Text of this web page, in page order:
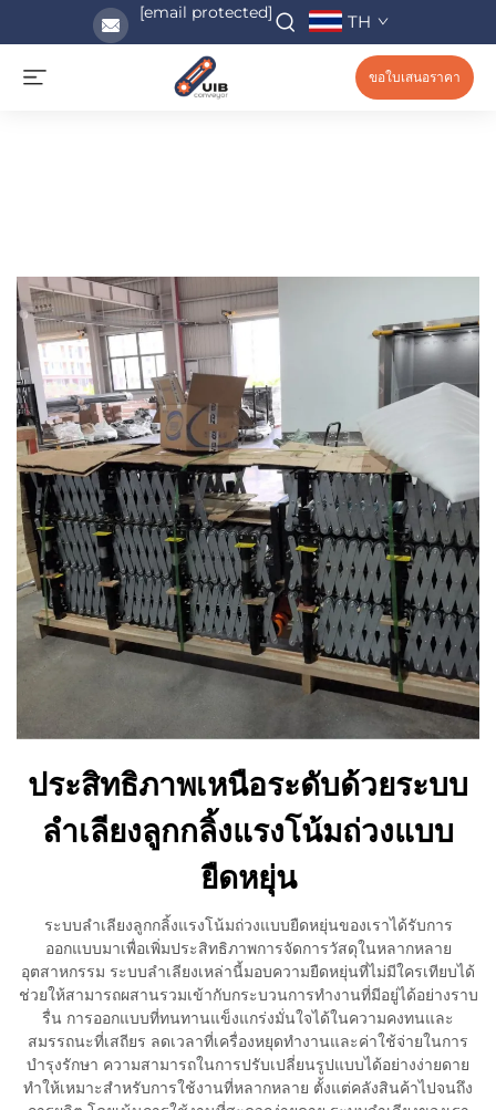
[email protected] TH
ขอใบเสนอราคา
ประสิทธิภาพเหนือระดับด้วยระบบ
ลำเลียงลูกกลิ้งแรงโน้มถ่วงแบบ
ยืดหยุ่น
ระบบลำเลียงลูกกลิ้งแรงโน้มถ่วงแบบยืดหยุ่นของเราได้รับการ
ออกแบบมาเพื่อเพิ่มประสิทธิภาพการจัดการวัสดุในหลากหลาย
อุตสาหกรรม ระบบลำเลียงเหล่านี้มอบความยืดหยุ่นที่ไม่มีใครเทียบได้
ช่วยให้สามารถผสานรวมเข้ากับกระบวนการทำงานที่มีอยู่ได้อย่างราบ
รื่น การออกแบบที่ทนทานแข็งแกร่งมั่นใจได้ในความคงทนและ
สมรรถนะที่เสถียร ลดเวลาที่เครื่องหยุดทำงานและค่าใช้จ่ายในการ
บำรุงรักษา ความสามารถในการปรับเปลี่ยนรูปแบบได้อย่างง่ายดาย
ทำให้เหมาะสำหรับการใช้งานที่หลากหลาย ตั้งแต่คลังสินค้าไปจนถึง